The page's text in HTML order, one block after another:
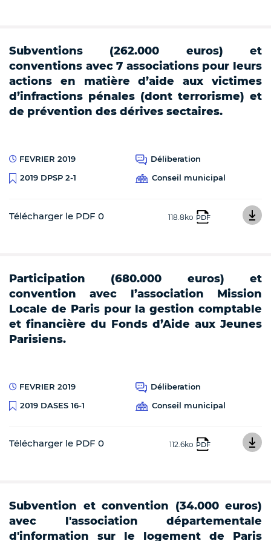
Subventions (262.000 euros) et
conventions avec 7 associations pour leurs
actions en matière d’aide aux victimes
d’infractions pénales (dont terrorisme) et
de prévention des dérives sectaires.
FEVRIER 2019
Déliberation
2019 DPSP 2-1
Conseil municipal
Télécharger le PDF 0 118.8ko PDF
Participation (680.000 euros) et
convention avec l’association Mission
Locale de Paris pour la gestion comptable
et financière du Fonds d’Aide aux Jeunes
Parisiens.
FEVRIER 2019
Déliberation
2019 DASES 16-1
Conseil municipal
Télécharger le PDF 0 112.6ko PDF
Subvention et convention (34.000 euros)
avec l'association départementale
d'information sur le logement de Paris